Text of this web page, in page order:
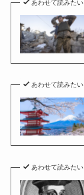
あわせて読みたい
あわせて読みたい
あわせて読みたい